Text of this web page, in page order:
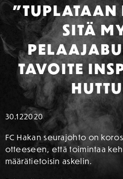
SITÄ
TAVOITE
30.122020
FC Hakan seurajohto on
otteeseen, että toimintaa
määrätietoisin askelin.